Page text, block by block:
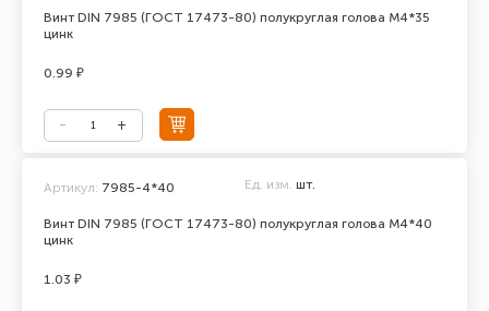
Винт DIN 7985 (ГОСТ 17473-80) полукруглая голова М4*35
цинк
0.99 ₽
Винт DIN 7985 (ГОСТ 17473-80) полукруглая голова М4*40
цинк
Артикул: 7985-4*40 Ед. изм. шт.
1.03 ₽